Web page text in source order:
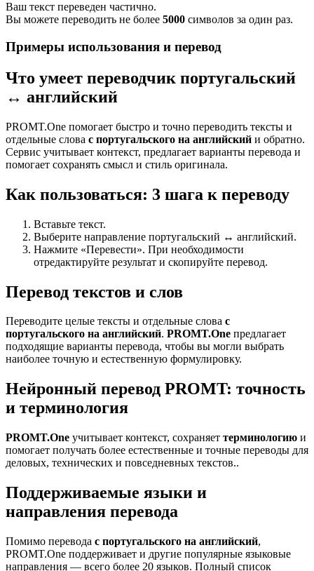
Ваш текст переведен частично.
Вы можете переводить не более 5000 символов за один раз.
Примеры использования и перевод
Что умеет переводчик португальский
↔ английский
PROMT.One помогает быстро и точно переводить тексты и
отдельные слова с португальского на английский и обратно.
Сервис учитывает контекст, предлагает варианты перевода и
помогает сохранять смысл и стиль оригинала.
Как пользоваться: 3 шага к переводу
Вставьте текст.
Выберите направление португальский ↔ английский.
Нажмите «Перевести». При необходимости
отредактируйте результат и скопируйте перевод.
Перевод текстов и слов
Переводите целые тексты и отдельные слова с
португальского на английский. PROMT.One предлагает
подходящие варианты перевода, чтобы вы могли выбрать
наиболее точную и естественную формулировку.
Нейронный перевод PROMT: точность
и терминология
PROMT.One учитывает контекст, сохраняет терминологию и
помогает получать более естественные и точные переводы для
деловых, технических и повседневных текстов..
Поддерживаемые языки и
направления перевода
Помимо перевода с португальского на английский,
PROMT.One поддерживает и другие популярные языковые
направления — всего более 20 языков. Полный список